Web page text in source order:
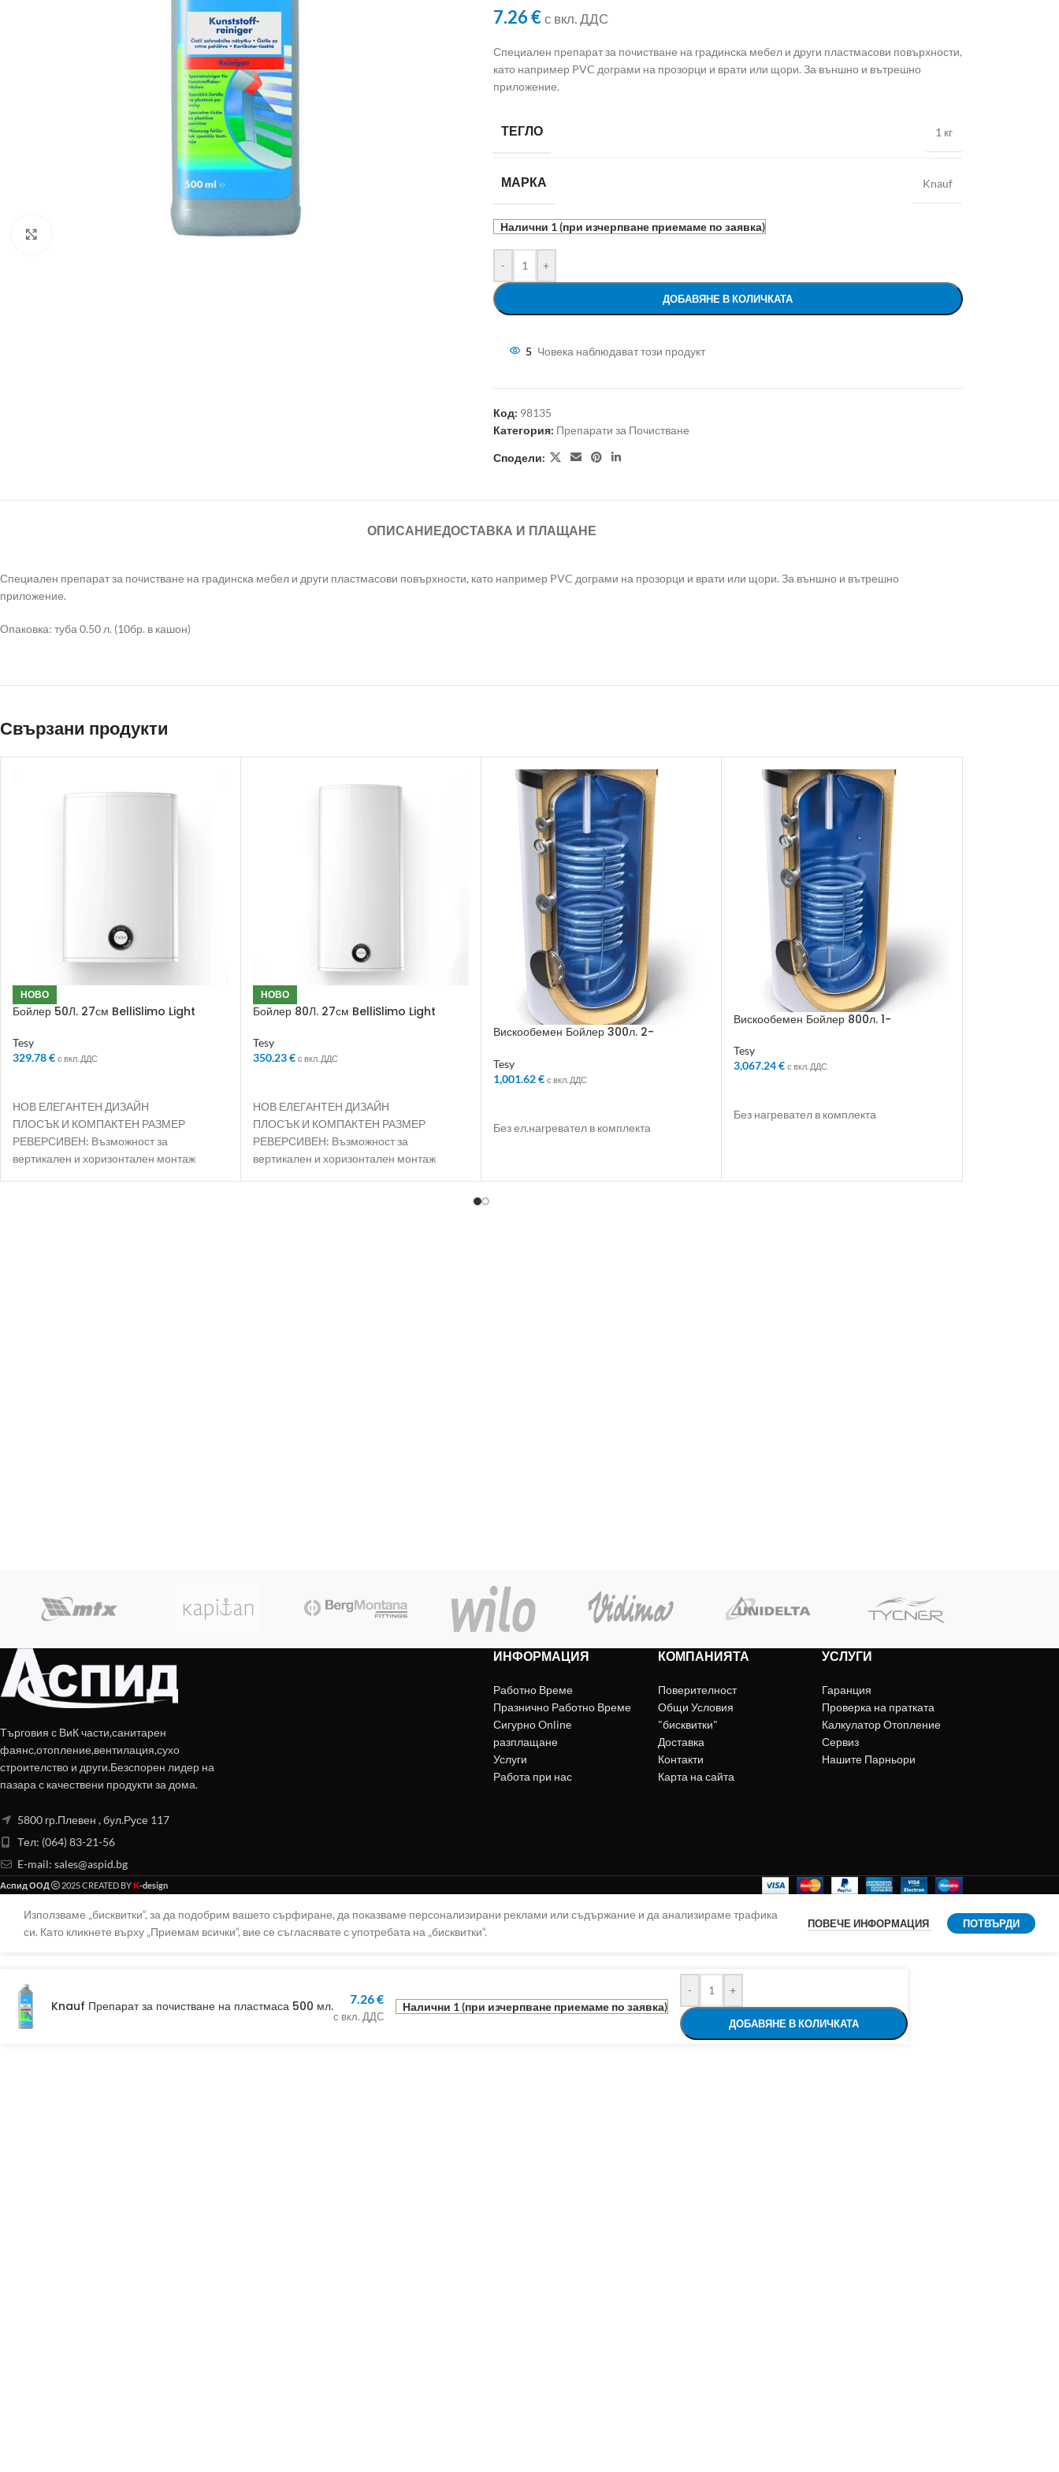
7.26€с вкл. ДДС
Специален препарат за почистване на градинска мебел и други пластмасови повърхности,
като например PVC дограми на прозорци и врати или щори. За външно и вътрешно
приложение.
ТЕГЛО 1 кг
МАРКА Knauf
Налични 1 (при изчерпване приемаме по заявка)
- +
ДОБАВЯНЕ В КОЛИЧКАТА
5 Човека наблюдават този продукт
Код: 98135
Категория: Препарати за Почистване
Сподели:
ОПИСАНИЕДОСТАВКА И ПЛАЩАНЕ
Специален препарат за почистване на градинска мебел и други пластмасови повърхности, като например PVC дограми на прозорци и врати или щори. За външно и вътрешно
приложение.
Опаковка: туба 0.50 л. (10бр. в кашон)
Свързани продукти
НОВО
Бойлер 50Л. 27см BelliSlimo Light
Tesy
329.78€ с вкл. ДДС
НОВ ЕЛЕГАНТЕН ДИЗАЙН
ПЛОСЪК И КОМПАКТЕН РАЗМЕР
РЕВЕРСИВЕН: Възможност за
вертикален и хоризонтален монтаж
НОВО
Бойлер 80Л. 27см BelliSlimo Light
Tesy
350.23€ с вкл. ДДС
НОВ ЕЛЕГАНТЕН ДИЗАЙН
ПЛОСЪК И КОМПАКТЕН РАЗМЕР
РЕВЕРСИВЕН: Възможност за
вертикален и хоризонтален монтаж
Вискообемен Бойлер 300л. 2-
Tesy
1,001.62€ с вкл. ДДС
Без ел.нагревател в комплекта
Вискообемен Бойлер 800л. 1-
Tesy
3,067.24€ с вкл. ДДС
Без нагревател в комплекта
Търговия с ВиК части,санитарен
фаянс,отопление,вентилация,сухо
строителство и други.Безспорен лидер на
пазара с качествени продукти за дома.
5800 гр.Плевен , бул.Русе 117
Тел: (064) 83-21-56
E-mail: sales@aspid.bg
ИНФОРМАЦИЯ
Работно Време
Празнично Работно Време
Сигурно Online
разплащане
Услуги
Работа при нас
КОМПАНИЯТА
Поверителност
Общи Условия
"бисквитки"
Доставка
Контакти
Карта на сайта
УСЛУГИ
Гаранция
Проверка на пратката
Калкулатор Отопление
Сервиз
Нашите Парньори
Аспид ООД 2025 CREATED BY K-design
Използваме „бисквитки“, за да подобрим вашето сърфиране, да показваме персонализирани реклами или съдържание и да анализираме трафика
си. Като кликнете върху „Приемам всички“, вие се съгласявате с употребата на „бисквитки“.
ПОВЕЧЕ ИНФОРМАЦИЯ ПОТВЪРДИ
Knauf Препарат за почистване на пластмаса 500 мл. 7.26€
с вкл. ДДС
Налични 1 (при изчерпване приемаме по заявка)
- +
ДОБАВЯНЕ В КОЛИЧКАТА